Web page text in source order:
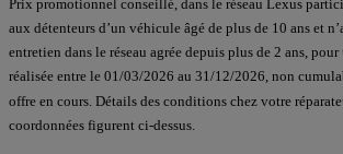
Prix promotionnel conseillé, dans le réseau Lexus
aux détenteurs d’un véhicule âgé de plus de 10 ans et
entretien dans le réseau agrée depuis plus de 2 ans,
réalisée entre le 01/03/2026 au 31/12/2026, non
offre en cours. Détails des conditions chez votre
coordonnées figurent ci-dessus.​